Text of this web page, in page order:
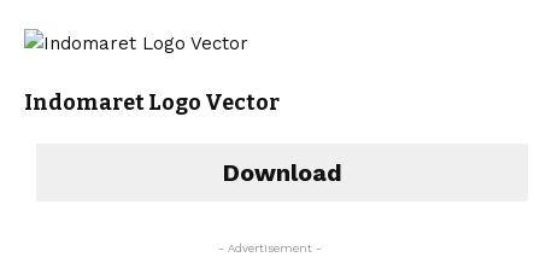
Indomaret Logo Vector
Download
- Advertisement -